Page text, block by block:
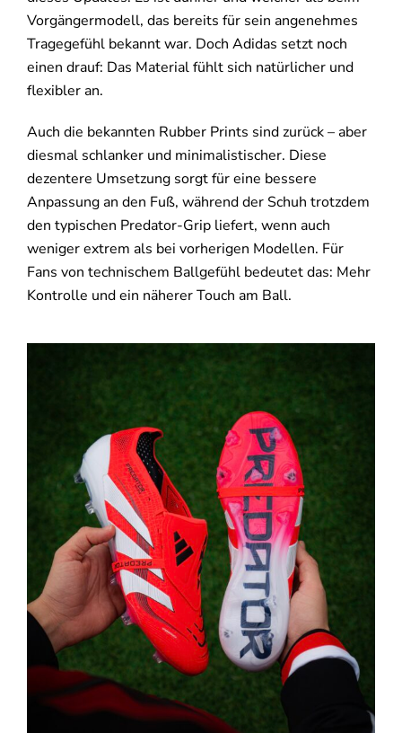
Vorgängermodell, das bereits für sein angenehmes
Tragegefühl bekannt war. Doch Adidas setzt noch
einen drauf: Das Material fühlt sich natürlicher und
flexibler an.
Auch die bekannten Rubber Prints sind zurück – aber
diesmal schlanker und minimalistischer. Diese
dezentere Umsetzung sorgt für eine bessere
Anpassung an den Fuß, während der Schuh trotzdem
den typischen Predator-Grip liefert, wenn auch
weniger extrem als bei vorherigen Modellen. Für
Fans von technischem Ballgefühl bedeutet das: Mehr
Kontrolle und ein näherer Touch am Ball.